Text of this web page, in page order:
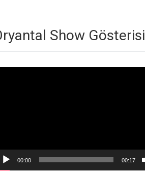
Show Gösterisi
00:00 00:17